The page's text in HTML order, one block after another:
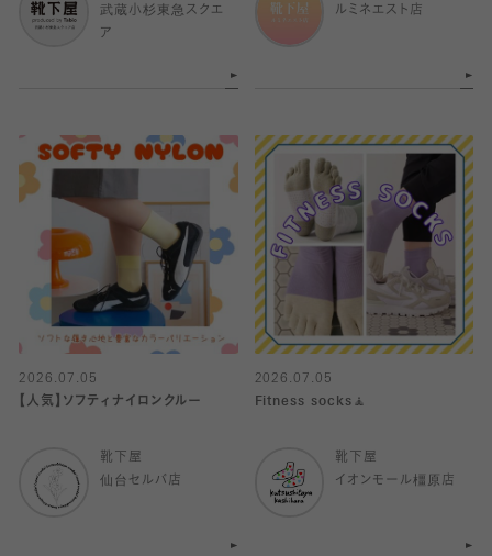
武蔵小杉東急スクエ
ア
ルミネエスト店
2026.07.05
【人気】ソフティナイロンクルー
靴下屋
仙台セルバ店
2026.07.05
Fitness socks🧘
靴下屋
イオンモール橿原店